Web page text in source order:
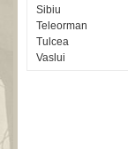
Sibiu
Teleorman
Tulcea
Vaslui